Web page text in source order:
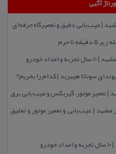
آگهی
| عیب‌یابی دقیق و تعمیرگاه حرفه‌ای
تا حرم
خودرو
سوناتا هیبرید | كدام را بخریم؟
| عیب‌یابی و تعمیر موتور و تعلیق